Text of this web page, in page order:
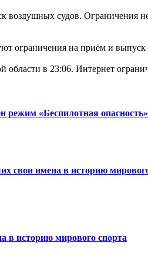
судов. Ограничения
ограничения на приём и
области в 23:06. Интернет
режим «Беспилотная опасность»
свои имена в историю
в историю мирового спорта